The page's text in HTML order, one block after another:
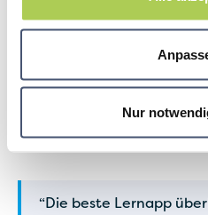
Nur
wir wünschen dem
Eure
cabuu-App:
“Die beste Lernapp